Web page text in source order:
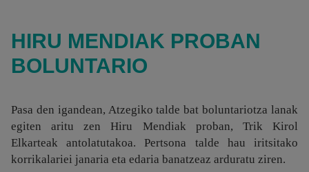
HIRU MENDIAK PROBAN
BOLUNTARIO
Pasa den igandean, Atzegiko talde bat boluntariotza lanak
egiten aritu zen Hiru Mendiak proban, Trik Kirol
Elkarteak antolatutakoa. Pertsona talde hau iritsitako
korrikalariei janaria eta edaria banatzeaz arduratu ziren.